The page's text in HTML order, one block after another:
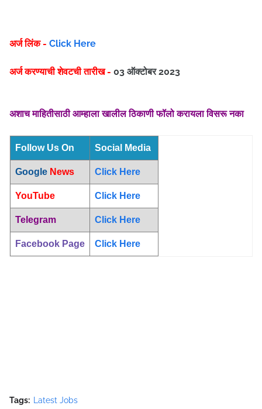
अर्ज लिंक - Click Here
अर्ज करण्याची शेवटची तारीख - 03 ऑक्टोबर 2023
अशाच माहितीसाठी आम्हाला खालील ठिकाणी फॉलो करायला विसरू नका
Follow Us On Social Media
Google News Click Here
YouTube Click Here
Telegram Click Here
Facebook Page Click Here
Tags: Latest Jobs